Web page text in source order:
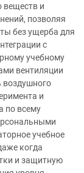
веществ и
позволяя
без ущерба для
с
учебному
вентиляции
воздушного
и
по всему
учебное
когда
и защитную